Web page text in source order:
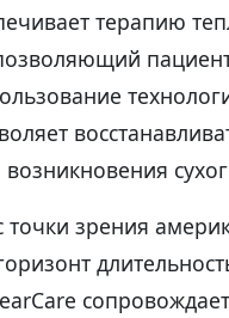
терапию
зрения